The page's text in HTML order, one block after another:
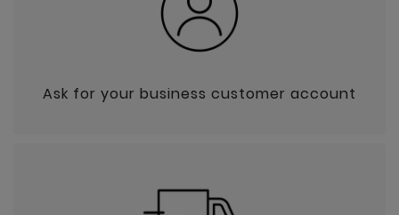
Ask for your business customer account